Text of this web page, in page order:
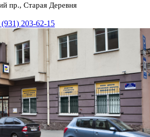
пр., Старая Деревня
203-62-15